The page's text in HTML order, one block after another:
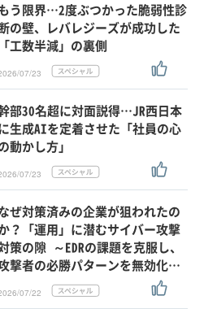
う限界…2度ぶつかった脆弱性診
の壁、レバレジーズが成功した
「工数半減」の裏側
07/23
部30名超に対面説得…JR西日本
生成AIを定着させた「社員の心
動かし方」
07/23
ぜ対策済みの企業が狙われたの
？「運用」に潜むサイバー攻撃
策の隙 ～EDRの課題を克服し、
撃者の必勝パターンを無効化…
07/22